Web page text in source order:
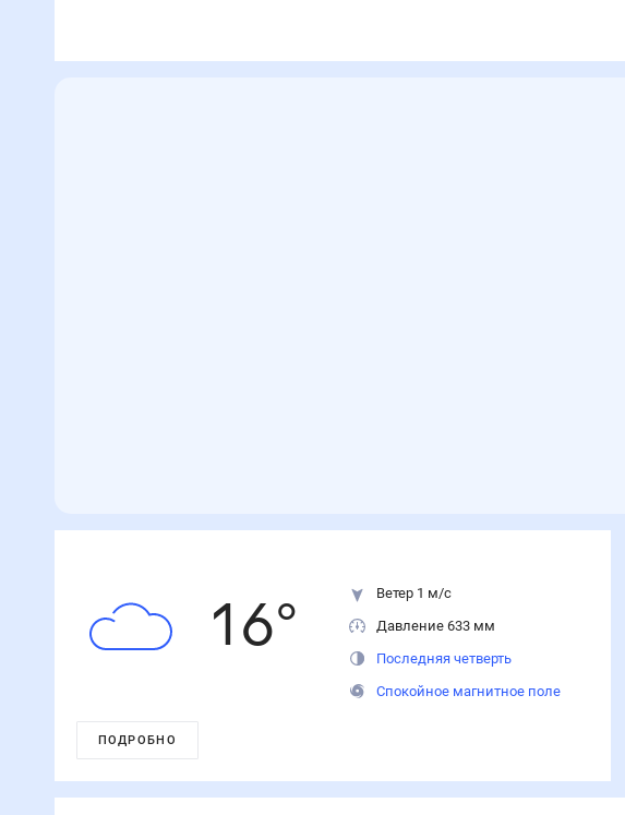
16°
Ветер 1 м/с
Давление 633 мм
Последняя четверть
Спокойное магнитное поле
ПОДРОБНО